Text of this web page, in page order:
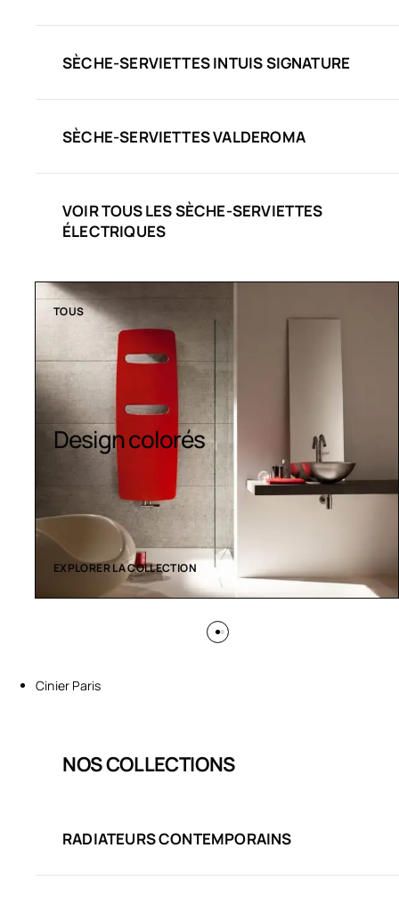
SÈCHE-SERVIETTES INTUIS SIGNATURE
SÈCHE-SERVIETTES VALDEROMA
VOIR TOUS LES SÈCHE-SERVIETTES
ÉLECTRIQUES
TOUS
Design colorés
EXPLORER LA COLLECTION
Cinier Paris
NOS COLLECTIONS
RADIATEURS CONTEMPORAINS